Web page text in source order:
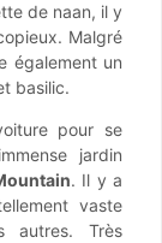
de naan, il y
Malgré
également un
basilic.
pour se
jardin
. Il y a
vaste
Très